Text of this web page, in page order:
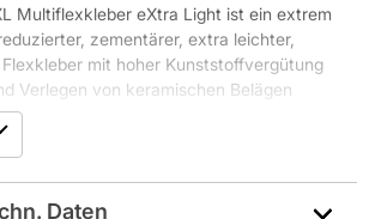
Multiflexkleber eXtra Light ist ein extrem
zementärer, extra leichter,
mit hoher Kunststoffvergütung
Verlegen von keramischen Belägen
Naturwerksteinfliesen
Besonders für großformatiges
und Boden. Geeignet für beheizte
und auf Verbundabdichtungen.
einstellbar für Dünnbett-,
Daten